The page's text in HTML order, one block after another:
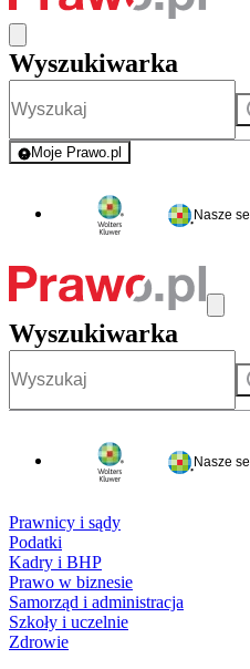
Wyszukiwarka
Moje Prawo.pl
- rejestracja i logowanie do
Nasze
Wyszukiwarka
Nasze
Prawnicy i sądy
Podatki
Kadry i BHP
Prawo w biznesie
Samorząd i administracja
Szkoły i uczelnie
Zdrowie